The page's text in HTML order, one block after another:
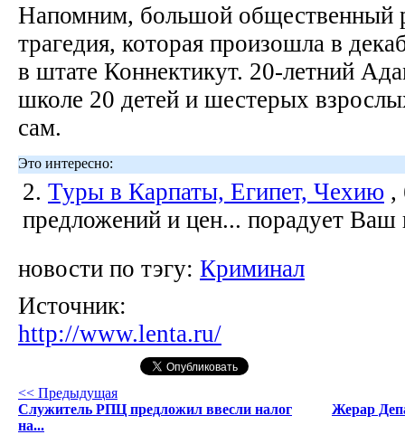
Напомним, большой общественный
трагедия, которая произошла в
в штате Коннектикут. 20-летний
школе 20 детей и шестерых
сам.
Это интересно:
2. Туры в Карпаты, Египет, Чехию ,
предложений и цен... порадует Ваш
новости по тэгу: Криминал
Источник:
http://www.lenta.ru/
<< Предыдущая
Служитель РПЦ предложил ввесли налог
на...
Жерар